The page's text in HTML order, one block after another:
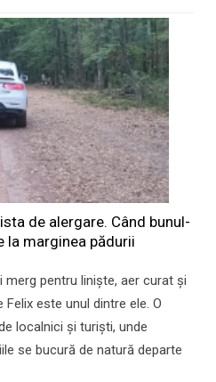
de alergare. Când bunul-
la marginea pădurii
pentru liniște, aer curat și
este unul dintre ele. O
localnici și turiști, unde
se bucură de natură departe